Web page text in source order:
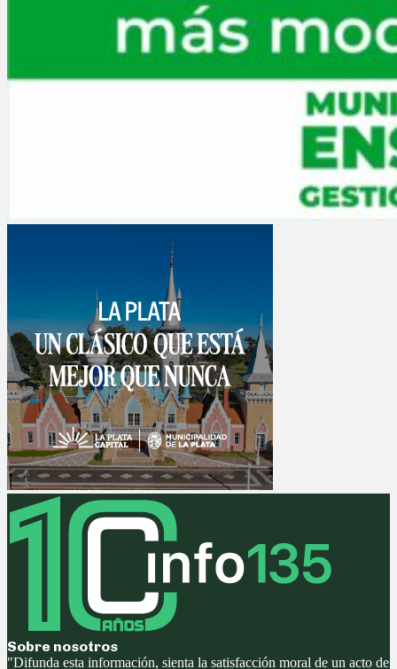
Sobre nosotros
"Difunda esta información, sienta la satisfacción moral de un acto de